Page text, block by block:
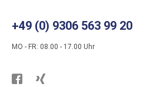
+49 (0) 9306 563 99 20
MO - FR: 08.00 - 17.00 Uhr
Besuchen